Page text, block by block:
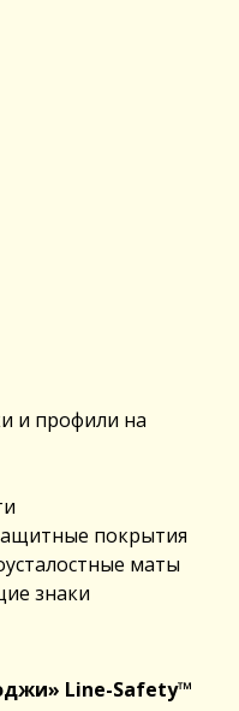
и профили на
покрытия
маты
знаки
Line-Safety™